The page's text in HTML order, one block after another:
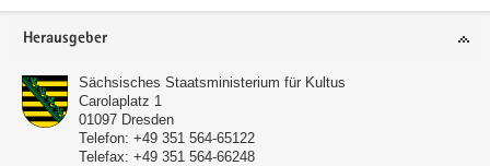
Service
Herausgeber
Sächsisches Staatsministerium für Kultus
Carolaplatz 1
01097 Dresden
Telefon: +49 351 564-65122
Telefax: +49 351 564-66248